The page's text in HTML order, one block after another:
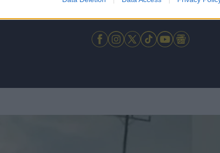
Για να μην μένεις στο σκοτάδι...